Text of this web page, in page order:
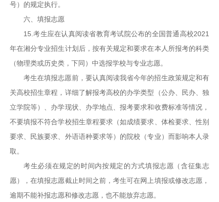
号）的规定执行。
六、填报志愿
15.考生应在认真阅读省教育考试院公布的全国普通高校2021
年在湘分专业招生计划后，按有关规定和要求在本人所报考的科类
（物理类或历史类，下同）中选报学校与专业志愿。
考生在填报志愿前，要认真阅读我省今年的招生政策规定和有
关高校招生章程，详细了解报考高校的办学类型（公办、民办、独
立学院等）、办学现状、办学地点、报考要求和收费标准等情况，
不要填报不符合学校招生章程要求（如成绩要求、体检要求、性别
要求、民族要求、外语语种要求等）的院校（专业）而影响本人录
取。
考生必须在规定的时间内按规定的方式填报志愿（含征集志
愿），在填报志愿截止时间之前，考生可在网上填报或修改志愿，
逾期不能补报志愿和修改志愿，也不能放弃志愿。